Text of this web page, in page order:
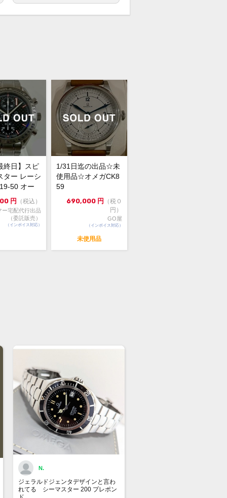
ｍ
証書(正規：2017年12月印) ピクトグ
ード NATOベルト カーフベルト ド
ー タグ 冊子
証6ヵ月
伴うスレキズが裏蓋にございます。
・ブレスレット・バックルの状態は
す。
に登場したスピードマスターの60
念として、
本限定にて登場したスピードマス
パワーリザーブ
前に在庫の有無のご確認をお勧めし
に関してのお問い合わせはメッセー
質問頂いてもお答えしておりませ
接店頭へお問い合わせください。
合わせ先
時計館中野店
5318-5250
終日】スピ
ター レーシ
50 オー
ク シュー...
円 （税込）
ー宅配代行出品
（委託販売）
（インボイス対応）
1/31日迄の出品☆未
使用品☆オメガCK8
59
690,000 円
（税０
円）
GO屋
（インボイス対応）
未使用品
N.
ジェラルドジェンタデザインと言わ
れてる シーマスター 200 プレポン